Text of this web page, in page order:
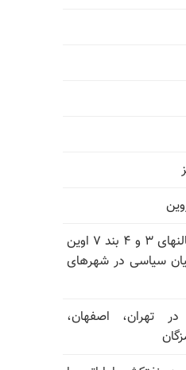
حمله گارد زندان به سالنهای ۳ و ۴ بند ۷ اوین
سیاسی در شهرهای
تهران، اصفهان،